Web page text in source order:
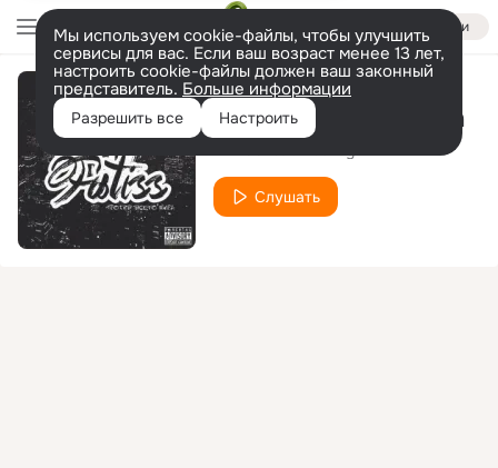
Войти
Мы используем cookie-файлы, чтобы улучшить
сервисы для вас. Если ваш возраст менее 13 лет,
настроить cookie-файлы должен ваш законный
представитель. Больше информации
Разрешить все Настроить
Против всего мира
Слушать